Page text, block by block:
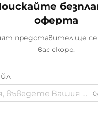
оферта
представител ще се
вас скоро.